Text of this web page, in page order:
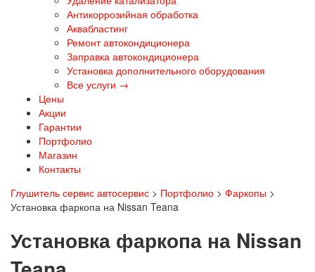
Антикоррозийная обработка
Аквабластинг
Ремонт автокондиционера
Заправка автокондиционера
Установка дополнительного оборудования
Все услуги →
Цены
Акции
Гарантии
Портфолио
Магазин
Контакты
Глушитель сервис автосервис > Портфолио > Фаркопы >
Установка фаркопа на Nissan Teana
Установка фаркопа на Nissan